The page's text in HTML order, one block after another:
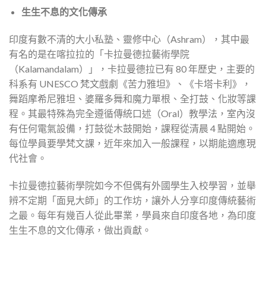
生生不息的文化傳承
印度有數不清的大小私塾、靈修中心（Ashram），其中最
有名的是在喀拉拉的「卡拉曼德拉藝術學院
（Kalamandalam）」，卡拉曼德拉已有 80 年歷史，主要的
科系有 UNESCO 梵文戲劇《苦力雅坦》、《卡塔卡利》，
舞蹈摩希尼雅坦、婆羅多舞和魔力單根、全打鼓、化妝等課
程。其最特殊為完全遵循傳統口述（Oral）教學法，室內沒
有任何電氣設備，打鼓從木鼓開始，課程從清晨 4 點開始。
每位學員要學梵文課，近年來加入一般課程，以期能適應現
代社會。
卡拉曼德拉藝術學院如今不但偶有外國學生入校學習，並舉
辨不定期「面見大師」的工作坊，讓外人分享印度傳統藝術
之最。每年有幾百人從此畢業，學員來自印度各地，為印度
生生不息的文化傳承，做出貢獻。